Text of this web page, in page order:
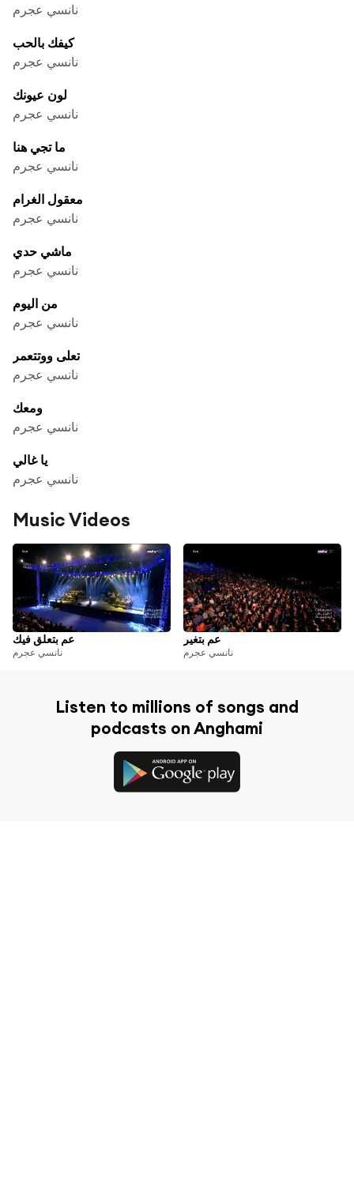
نانسي عجرم
كيفك بالحب
نانسي عجرم
لون عيونك
نانسي عجرم
ما تجي هنا
نانسي عجرم
معقول الغرام
نانسي عجرم
ماشي حدي
نانسي عجرم
من اليوم
نانسي عجرم
تعلى ووتتعمر
نانسي عجرم
ومعك
نانسي عجرم
يا غالي
نانسي عجرم
Music Videos
عم بتعلق فيك
نانسي عجرم
عم بتغير
نانسي عجرم
Listen to millions of songs and
podcasts on Anghami